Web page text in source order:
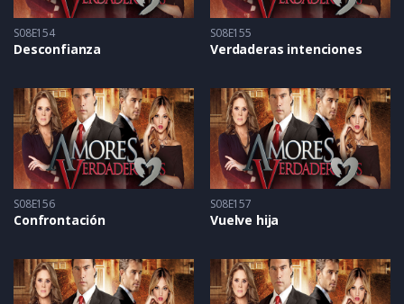
S08E154
Desconfianza
S08E155
Verdaderas intenciones
S08E156
Confrontación
S08E157
Vuelve hija